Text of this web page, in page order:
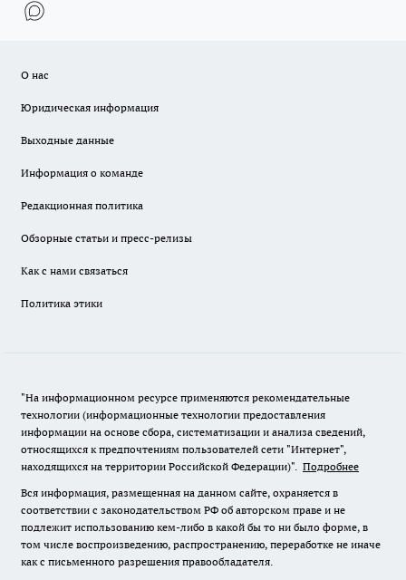
О нас
Юридическая информация
Выходные данные
Информация о команде
Редакционная политика
Обзорные статьи и пресс-релизы
Как с нами связаться
Политика этики
"На информационном ресурсе применяются рекомендательные
технологии (информационные технологии предоставления
информации на основе сбора, систематизации и анализа сведений,
относящихся к предпочтениям пользователей сети "Интернет",
находящихся на территории Российской Федерации)". Подробнее
Вся информация, размещенная на данном сайте, охраняется в
соответствии с законодательством РФ об авторском праве и не
подлежит использованию кем-либо в какой бы то ни было форме, в
том числе воспроизведению, распространению, переработке не иначе
как с письменного разрешения правообладателя.